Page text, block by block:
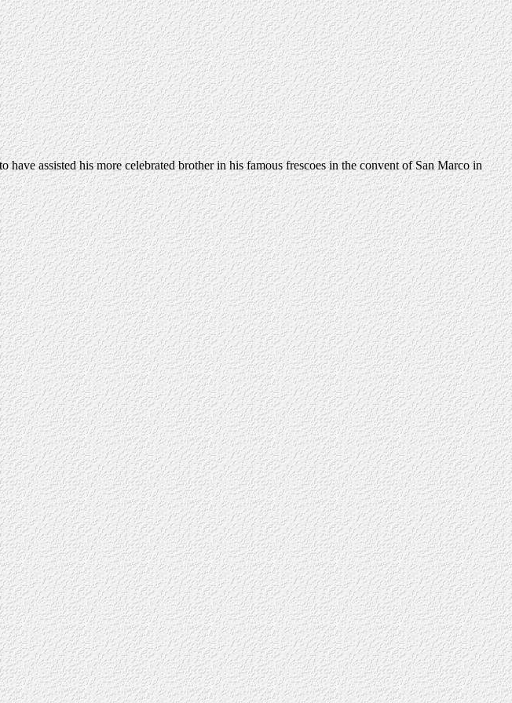
assisted his more celebrated brother in his famous frescoes in the convent of San Marco in